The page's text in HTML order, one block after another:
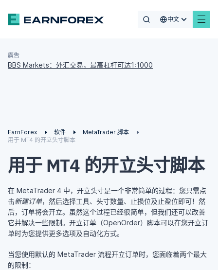
中文
廣告
BBS Markets：外汇交易，最高杠杆可达1:1000
EarnForex 软件
MetaTrader 脚本
用于 MT4 的开立头寸脚本
用于 MT4 的开立头寸脚本
在 MetaTrader 4 中，开立头寸是一个非常简单的过程：您只需点
击新建订单，然后选择工具、头寸数量、止损位及止盈位即可！然
后，订单将会开立。虽然这个过程已经很简单，但我们还可以改善
它并解决一些限制。开立订单（OpenOrder）脚本可以在您开立订
单时为您提供更多选项及自动化方式。
当您使用默认的 MetaTrader 流程开立订单时，您面临着两个最大
的限制：